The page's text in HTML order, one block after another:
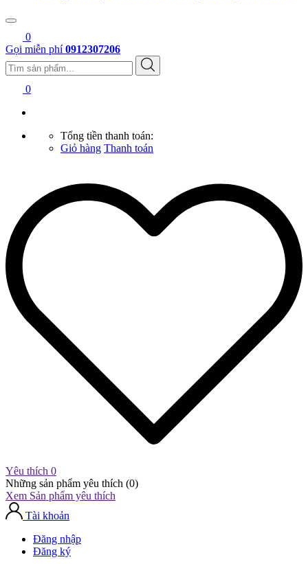
0
Gọi miễn phí 0912307206
0
Tổng tiền thanh toán:
Giỏ hàng Thanh toán
Yêu thích 0
Những sản phẩm yêu thích (0)
Xem Sản phẩm yêu thích
Tài khoản
Đăng nhập
Đăng ký